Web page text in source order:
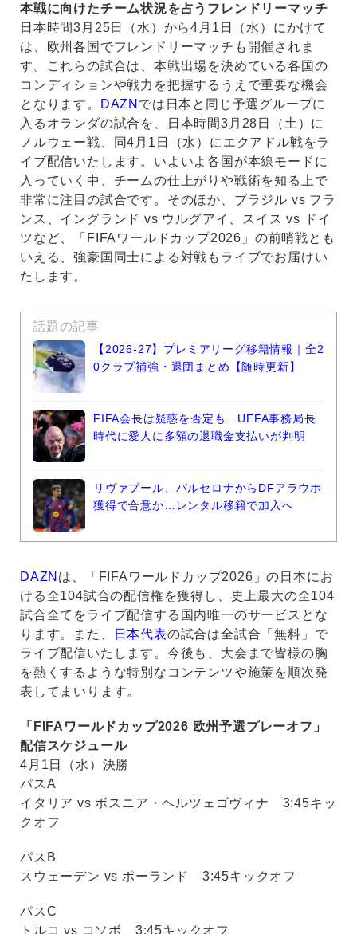
本戦に向けたチーム状況を占うフレンドリーマッチ
日本時間3月25日（水）から4月1日（水）にかけて
は、欧州各国でフレンドリーマッチも開催されま
す。これらの試合は、本戦出場を決めている各国の
コンディションや戦力を把握するうえで重要な機会
となります。
DAZN では日本と同じ予選グループに
入るオランダの試合を、日本時間3月28日（土）に
ノルウェー戦、同4月1日（水）にエクアドル戦をラ
イブ配信いたします。いよいよ各国が本線モードに
入っていく中、チームの仕上がりや戦術を知る上で
非常に注目の試合です。そのほか、ブラジル vs フラ
ンス、イングランド vs ウルグアイ、スイス vs ドイ
ツなど、「FIFAワールドカップ2026」の前哨戦とも
いえる、強豪国同士による対戦もライブでお届けい
たします。
話題の記事
【2026-27】プレミアリーグ移籍情報｜全2
0クラブ補強・退団まとめ【随時更新】
FIFA会長は疑惑を否定も…UEFA事務局長
時代に愛人に多額の退職金支払いが判明
リヴァプール、バルセロナからDFアラウホ
獲得で合意か…レンタル移籍で加入へ
DAZN は、「FIFAワールドカップ2026」の日本にお
ける全104試合の配信権を獲得し、史上最大の全104
試合全てをライブ配信する国内唯一のサービスとな
ります。また、
日本代表の試合は全試合「無料」で
ライブ配信いたします。今後も、大会まで皆様の胸
を熱くするような特別なコンテンツや施策を順次発
表してまいります。
「FIFAワールドカップ2026 欧州予選プレーオフ」
配信スケジュール
4月1日（水）決勝
パスA
イタリア vs ボスニア・ヘルツェゴヴィナ 3:45キッ
クオフ
パスB
スウェーデン vs ポーランド 3:45キックオフ
パスC
トルコ vs コソボ 3:45キックオフ